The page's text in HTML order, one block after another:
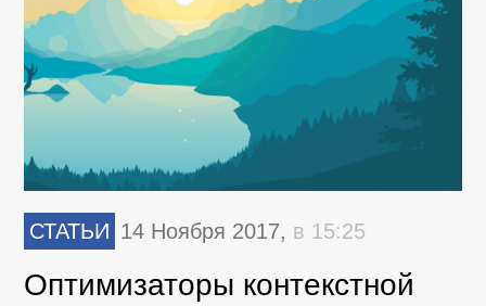
СТАТЬИ 14 Ноября 2017, в 15:25
Оптимизаторы контекстной